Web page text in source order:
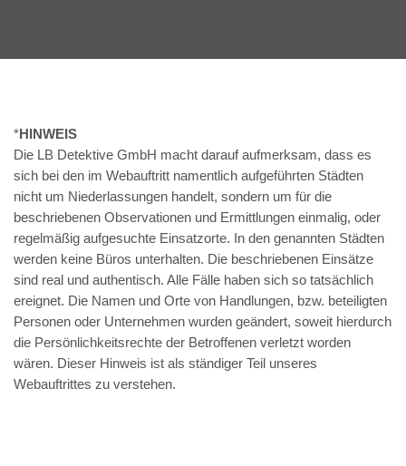
*HINWEIS
Die LB Detektive GmbH macht darauf aufmerksam, dass es
sich bei den im Webauftritt namentlich aufgeführten Städten
nicht um Niederlassungen handelt, sondern um für die
beschriebenen Observationen und Ermittlungen einmalig, oder
regelmäßig aufgesuchte Einsatzorte. In den genannten Städten
werden keine Büros unterhalten. Die beschriebenen Einsätze
sind real und authentisch. Alle Fälle haben sich so tatsächlich
ereignet. Die Namen und Orte von Handlungen, bzw. beteiligten
Personen oder Unternehmen wurden geändert, soweit hierdurch
die Persönlichkeitsrechte der Betroffenen verletzt worden
wären. Dieser Hinweis ist als ständiger Teil unseres
Webauftrittes zu verstehen.